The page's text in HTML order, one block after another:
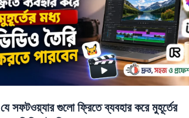
যে সফটওয়্যার গুলো ফ্রিতে ব্যবহার করে মুহূর্তের